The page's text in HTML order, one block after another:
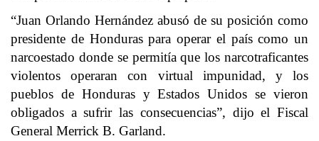
“Juan Orlando Hernández abusó de su posición como
presidente de Honduras para operar el país como un
narcoestado donde se permitía que los narcotraficantes
violentos operaran con virtual impunidad, y los
pueblos de Honduras y Estados Unidos se vieron
obligados a sufrir las consecuencias”, dijo el Fiscal
General Merrick B. Garland.